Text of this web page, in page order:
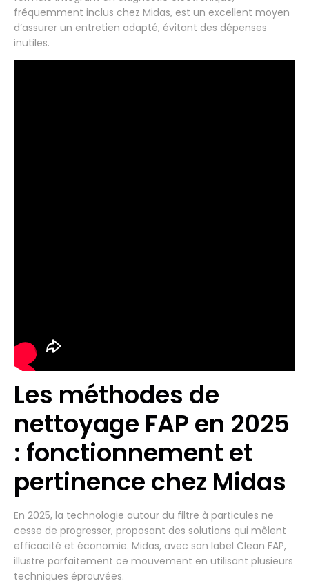
fréquemment inclus chez Midas, est un excellent moyen
d’assurer un entretien adapté, évitant des dépenses
inutiles.
Les méthodes de
nettoyage FAP en 2025
: fonctionnement et
pertinence chez Midas
En 2025, la technologie autour du filtre à particules ne
cesse de progresser, proposant des solutions qui mêlent
efficacité et économie. Midas, avec son label Clean FAP,
illustre parfaitement ce mouvement en utilisant plusieurs
techniques éprouvées.